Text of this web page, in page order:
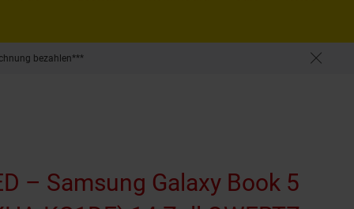
bezahlen***
– Samsung Galaxy Book 5